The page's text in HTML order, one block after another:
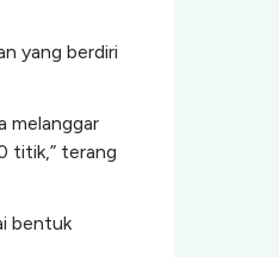
yang berdiri
melanggar
titik,” terang
bentuk